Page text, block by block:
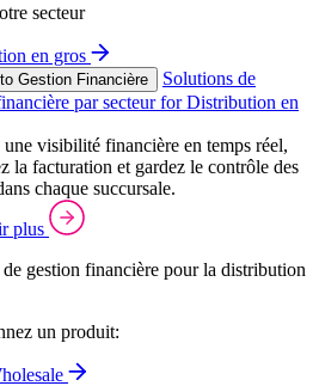
secteur
en gros
Gestion Financière
Solutions de
par secteur for Distribution en
une visibilité financière en temps réel,
la facturation et gardez le contrôle des
chaque succursale.
plus
gestion financière pour la distribution
un produit: